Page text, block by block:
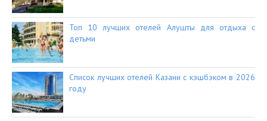
Топ 10 лучших отелей Алушты для отдыха с
детьми
Список лучших отелей Казани с кэшбэком в 2026
году